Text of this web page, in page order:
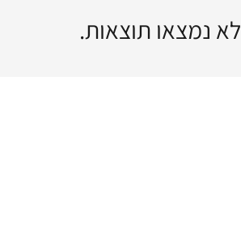
לא נמצאו תוצאות.